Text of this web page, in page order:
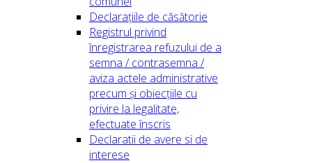
Declarațiile de căsătorie
Registrul privind
înregistrarea refuzului de a
semna / contrasemna /
aviza actele administrative
precum și obiecțiile cu
privire la legalitate,
efectuate înscris
Declaratii de avere si de
interese